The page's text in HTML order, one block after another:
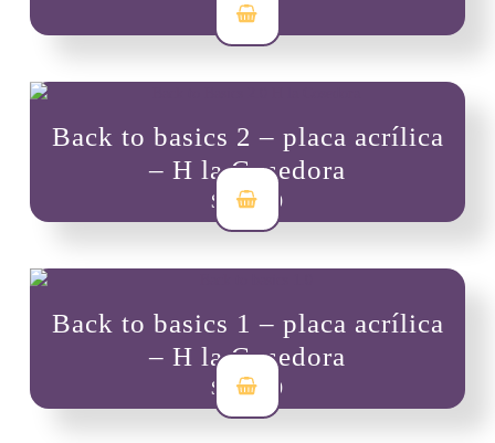
7,000
Back to basics 2 – placa acrílica
– H la Cosedora
$ 30,000
Back to basics 1 – placa acrílica
– H la Cosedora
$ 30,000